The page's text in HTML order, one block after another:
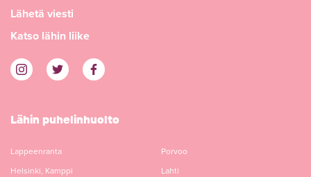
Lähetä viesti
Katso lähin liike
Lähin puhelinhuolto
Lappeenranta
Helsinki, Kamppi
Porvoo
Lahti